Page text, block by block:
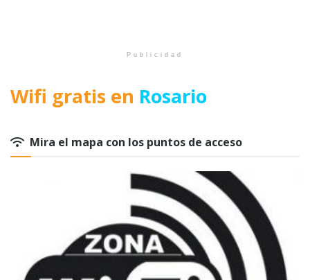
Publicidad
Wifi gratis en Rosario
Mira el mapa con los puntos de acceso